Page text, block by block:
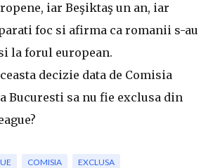
iar Beşiktaş un an, iar
foc si afirma ca romanii s-au
la forul european.
decizie data de Comisia
Bucuresti sa nu fie exclusa din
COMISIA EXCLUSA